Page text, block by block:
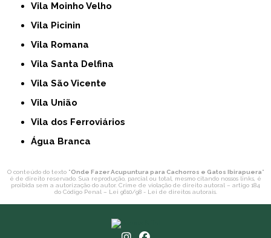
Vila Moinho Velho
Vila Picinin
Vila Romana
Vila Santa Delfina
Vila São Vicente
Vila União
Vila dos Ferroviários
Água Branca
O conteúdo do texto "Onde Fazer Acupuntura para Cachorros e Gatos Ibirapuera"
é de direito reservado. Sua reprodução, parcial ou total, mesmo citando nossos links, é
proibida sem a autorização do autor. Crime de violação de direito autoral – artigo 184
do Código Penal – Lei 9610/98 - Lei de direitos autorais.